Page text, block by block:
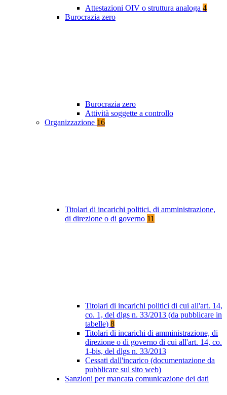
Attestazioni OIV o struttura analoga 4
Burocrazia zero
Burocrazia zero
Attività soggette a controllo
Organizzazione 16
Titolari di incarichi politici, di amministrazione,
di direzione o di governo 11
Titolari di incarichi politici di cui all'art. 14,
co. 1, del dlgs n. 33/2013 (da pubblicare in
tabelle) 8
Titolari di incarichi di amministrazione, di
direzione o di governo di cui all'art. 14, co.
1-bis, del dlgs n. 33/2013
Cessati dall'incarico (documentazione da
pubblicare sul sito web)
Sanzioni per mancata comunicazione dei dati